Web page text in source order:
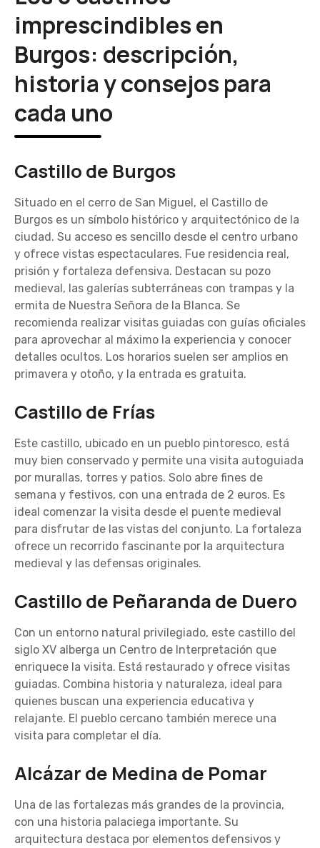
imprescindibles en
Burgos: descripción,
historia y consejos para
cada uno
Castillo de Burgos
Situado en el cerro de San Miguel, el Castillo de
Burgos es un símbolo histórico y arquitectónico de la
ciudad. Su acceso es sencillo desde el centro urbano
y ofrece vistas espectaculares. Fue residencia real,
prisión y fortaleza defensiva. Destacan su pozo
medieval, las galerías subterráneas con trampas y la
ermita de Nuestra Señora de la Blanca. Se
recomienda realizar visitas guiadas con guías oficiales
para aprovechar al máximo la experiencia y conocer
detalles ocultos. Los horarios suelen ser amplios en
primavera y otoño, y la entrada es gratuita.
Castillo de Frías
Este castillo, ubicado en un pueblo pintoresco, está
muy bien conservado y permite una visita autoguiada
por murallas, torres y patios. Solo abre fines de
semana y festivos, con una entrada de 2 euros. Es
ideal comenzar la visita desde el puente medieval
para disfrutar de las vistas del conjunto. La fortaleza
ofrece un recorrido fascinante por la arquitectura
medieval y las defensas originales.
Castillo de Peñaranda de Duero
Con un entorno natural privilegiado, este castillo del
siglo XV alberga un Centro de Interpretación que
enriquece la visita. Está restaurado y ofrece visitas
guiadas. Combina historia y naturaleza, ideal para
quienes buscan una experiencia educativa y
relajante. El pueblo cercano también merece una
visita para completar el día.
Alcázar de Medina de Pomar
Una de las fortalezas más grandes de la provincia,
con una historia palaciega importante. Su
arquitectura destaca por elementos defensivos y